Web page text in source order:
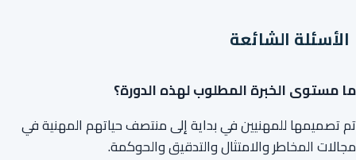
الأسئلة الشائعة
ما مستوى الخبرة المطلوب لهذه الدورة؟
تم تصميمها للمهنيين في بداية إلى منتصف حياتهم المهنية في
مجالات المخاطر والامتثال والتدقيق والحوكمة.